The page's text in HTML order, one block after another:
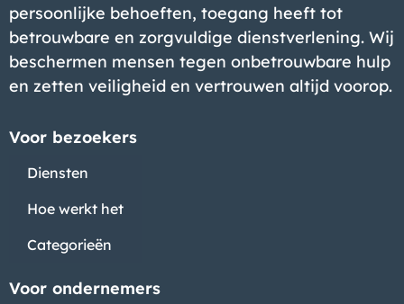
persoonlijke behoeften, toegang heeft tot
betrouwbare en zorgvuldige dienstverlening. Wij
beschermen mensen tegen onbetrouwbare hulp
en zetten veiligheid en vertrouwen altijd voorop.
Voor bezoekers
Diensten
Hoe werkt het
Categorieën
Voor ondernemers